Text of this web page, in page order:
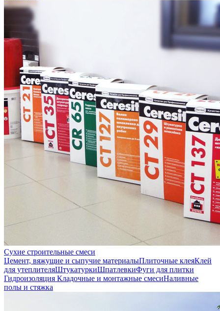
Сухие строительные смеси
Цемент, вяжущие и сыпучие материалыПлиточные клеяКлей
для утеплителяШтукатуркиШпатлевкиФуги для плитки
Гидроизоляция Кладочные и монтажные смесиНаливные
полы и стяжка